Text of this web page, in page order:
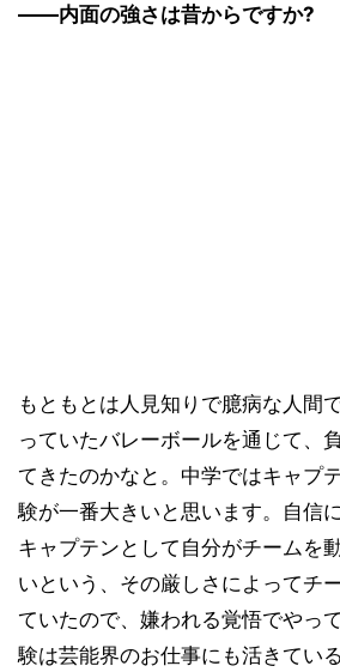
――内面の強さは昔からですか?
もともとは人見知りで臆病な人間
っていたバレーボールを通じて、
てきたのかなと。中学ではキャプ
験が一番大きいと思います。自信
キャプテンとして自分がチームを
いという、その厳しさによってチ
ていたので、嫌われる覚悟でやっ
験は芸能界のお仕事にも活きてい